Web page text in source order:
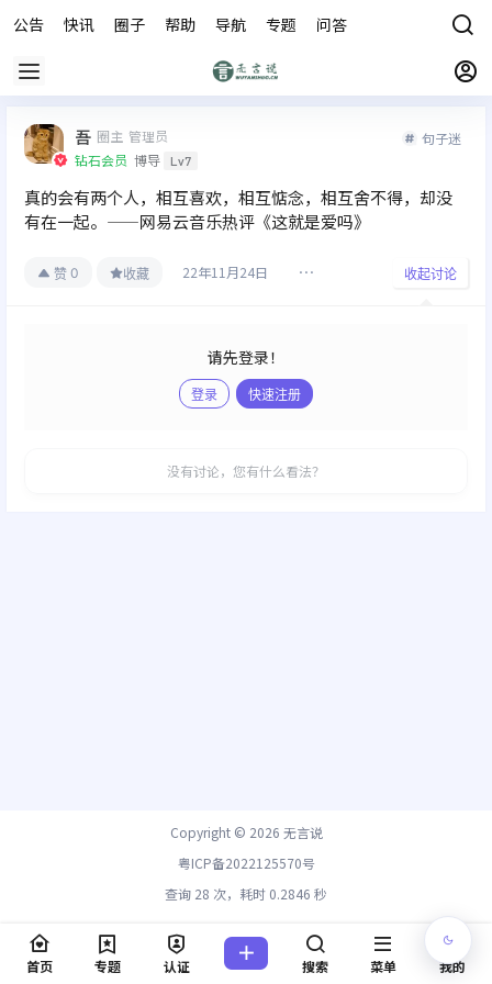
公告 快讯 圈子 帮助 导航 专题 问答
吾 圈主 管理员
钻石会员 博导 Lv7
句子迷
真的会有两个人，相互喜欢，相互惦念，相互舍不得，却没
有在一起。——网易云音乐热评《这就是爱吗》
赞 0 收藏 22年11月24日 收起讨论
请先登录！
登录 快速注册
没有讨论，您有什么看法？
Copyright © 2026 无言说
粤ICP备2022125570号
查询 28 次，耗时 0.2846 秒
首页 专题 认证 搜索 菜单 我的